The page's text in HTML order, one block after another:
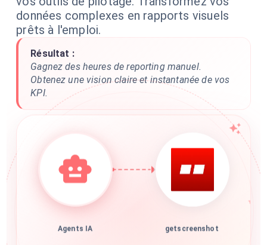
données complexes en rapports visuels
prêts à l'emploi.
Résultat :
Gagnez des heures de reporting manuel.
Obtenez une vision claire et instantanée de vos
KPI.
Agents IA getscreenshot